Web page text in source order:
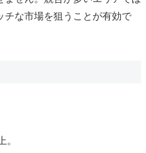
チな市場を狙うことが有効で